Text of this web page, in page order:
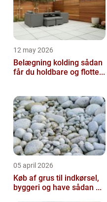
12 may 2026
Belægning kolding sådan
får du holdbare og flotte...
05 april 2026
Køb af grus til indkørsel,
byggeri og have sådan ...